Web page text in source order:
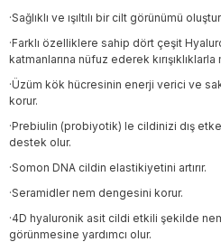
·Sağlıklı ve ışıltılı bir cilt görünümü
·Farklı özelliklere sahip dört çeşit
katmanlarına nüfuz ederek
·Üzüm kök hücresinin enerji verici ve
korur.
·Prebiulin (probiyotik) le cildinizi dış
destek olur.
·Somon DNA cildin elastikiyetini artırır.
·Seramidler nem dengesini korur.
·4D hyaluronik asit cildi etkili şekilde
görünmesine yardımcı olur.